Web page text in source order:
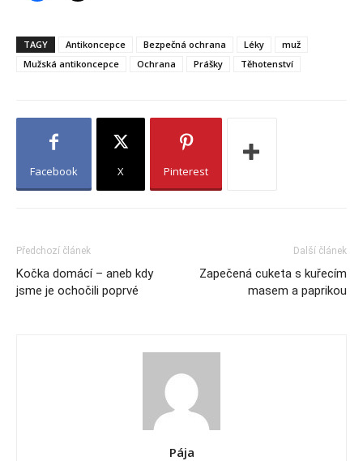
TAGY Antikoncepce Bezpečná ochrana Léky
muž
Mužská antikoncepce
Ochrana Prášky Těhotenství
Facebook X Pinterest
Předchozí článek
Kočka domácí – aneb kdy
jsme je ochočili poprvé
Další článek
Zapečená cuketa s kuřecím
masem a paprikou
Pája